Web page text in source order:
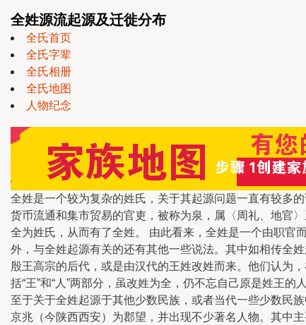
全姓源流起源及迁徙分布
全氏首页
全氏字辈
全氏相册
全氏地图
人物纪念
全姓是一个较为复杂的姓氏，关于其起源问题一直有较多
货币流通和集市贸易的官吏，被称为泉，属〈周礼、地官
全为姓氏，从而有了全姓。 由此看来，全姓是一个由职官
外，与全姓起源有关的还有其他一些说法。其中如相传全
殷王高宗的后代，或是由汉代的王姓改姓而来。他们认为
括“王”和“人”两部分，虽改姓为全，仍不忘自己原是姓王
至于关于全姓起源于其他少数民族，或者当代一些少数民
京兆（今陕西西安）为郡望，并出现不少著名人物。其中